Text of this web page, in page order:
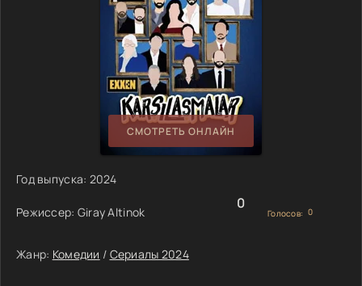
СМОТРЕТЬ ОНЛАЙН
Год выпуска: 2024
Режиссер: Giray Altinok
Жанр: Комедии / Сериалы 2024
0
Голосов: 0